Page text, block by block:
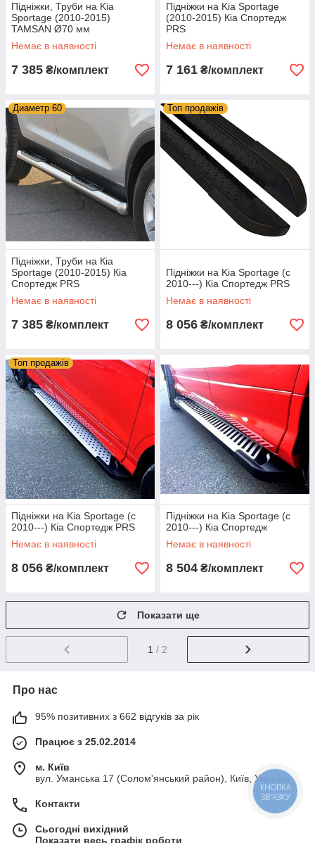
Підніжки, Труби на Kia
Sportage (2010-2015)
TAMSAN Ø70 мм
Немає в наявності
7 385 ₴/комплект
Підніжки на Kia Sportage
(2010-2015) Кіа Спортедж
PRS
Немає в наявності
7 161 ₴/комплект
Диаметр 60
Підніжки, Труби на Кіа
Sportage (2010-2015) Кіа
Спортедж PRS
Немає в наявності
7 385 ₴/комплект
Топ продажів
Підніжки на Kia Sportage (c
2010---) Кіа Спортедж PRS
Немає в наявності
8 056 ₴/комплект
Топ продажів
Підніжки на Kia Sportage (c
2010---) Кіа Спортедж PRS
Немає в наявності
8 056 ₴/комплект
Підніжки на Kia Sportage (c
2010---) Кіа Спортедж
Немає в наявності
8 504 ₴/комплект
Показати ще
1 / 2
Про нас
95% позитивних з 662 відгуків за рік
Працює з 25.02.2014
м. Київ
вул. Уманська 17 (Солом'янський район), Київ, Україна
Контакти
Сьогодні вихідний
Показати весь графік роботи
КНОПКА
ЗВ'ЯЗКУ